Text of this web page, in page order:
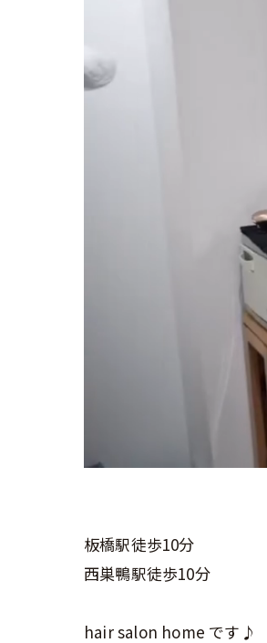
板橋駅徒歩10分
西巣鴨駅徒歩10分
hair salon home です♪